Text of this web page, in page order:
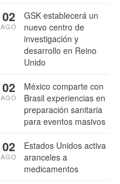
GSK establecerá un
nuevo centro de
investigación y
desarrollo en Reino
Unido
02
AGO
México comparte con
Brasil experiencias en
preparación sanitaria
para eventos masivos
02
AGO
Estados Unidos activa
aranceles a
medicamentos
02
AGO